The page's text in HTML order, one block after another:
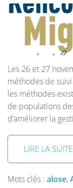
Les 26 et 27
méthodes de
les méthodes
de populations
d’améliorer la
LIRE LA
Mots clés : alose,